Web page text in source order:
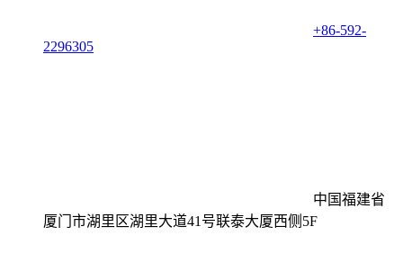
+86-592-
2296305
中国福建省
厦门市湖里区湖里大道41号联泰大厦西侧5F